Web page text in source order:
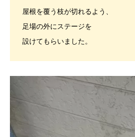
屋根を覆う枝が切れるよう、
足場の外にステージを
設けてもらいました。